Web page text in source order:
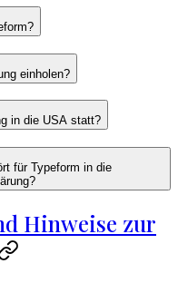
einholen?
in die USA statt?
für Typeform in die
Hinweise zur